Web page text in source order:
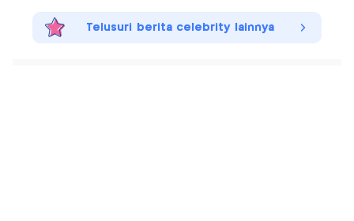
Telusuri berita celebrity lainnya